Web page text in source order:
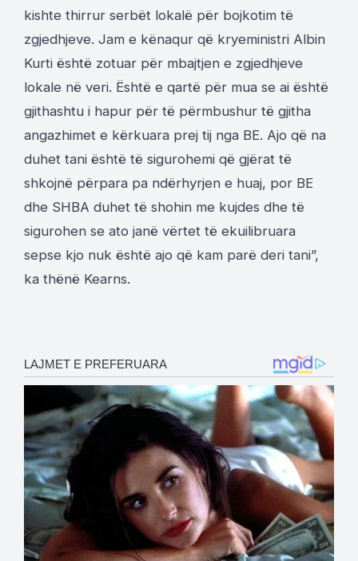
kishte thirrur serbët lokalë për bojkotim të
zgjedhjeve. Jam e kënaqur që kryeministri Albin
Kurti është zotuar për mbajtjen e zgjedhjeve
lokale në veri. Është e qartë për mua se ai është
gjithashtu i hapur për të përmbushur të gjitha
angazhimet e kërkuara prej tij nga BE. Ajo që na
duhet tani është të sigurohemi që gjërat të
shkojnë përpara pa ndërhyrjen e huaj, por BE
dhe SHBA duhet të shohin me kujdes dhe të
sigurohen se ato janë vërtet të ekuilibruara
sepse kjo nuk është ajo që kam parë deri tani”,
ka thënë Kearns.